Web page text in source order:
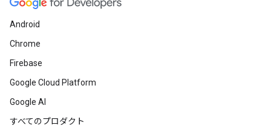
Android
Chrome
Firebase
Google Cloud Platform
Google AI
すべてのプロダクト